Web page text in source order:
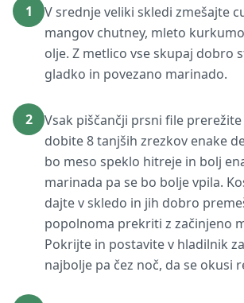
1
V srednje veliki skledi zmešajte
mangov chutney, mleto
olje. Z metlico vse skupaj dobro
gladko in povezano marinado.
2
Vsak piščančji prsni file
dobite 8 tanjših zrezkov enake
bo meso speklo hitreje in bolj
marinada pa se bo bolje vpila.
dajte v skledo in jih dobro
popolnoma prekriti z začinjeno
Pokrijte in postavite v hladilnik
najbolje pa čez noč, da se okusi